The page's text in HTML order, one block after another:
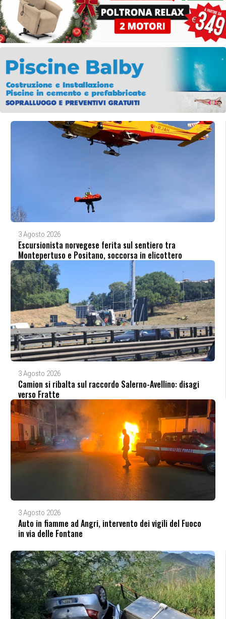
3 Agosto 2026
Escursionista norvegese ferita sul sentiero tra
Montepertuso e Positano, soccorsa in elicottero
3 Agosto 2026
Camion si ribalta sul raccordo Salerno-Avellino: disagi
verso Fratte
3 Agosto 2026
Auto in fiamme ad Angri, intervento dei vigili del Fuoco
in via delle Fontane